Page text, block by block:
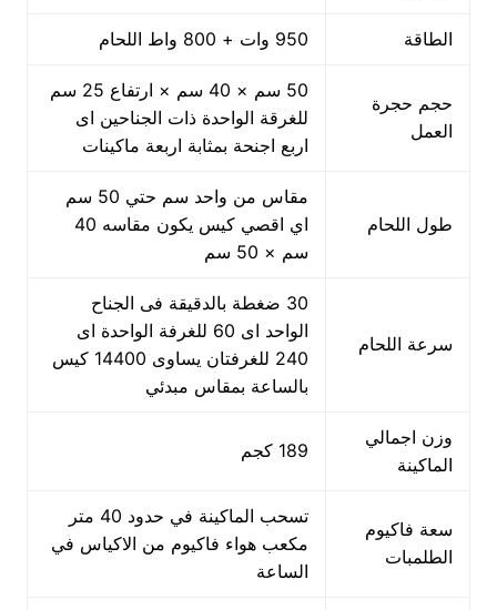
الطاقة 950 وات + 800 واط اللحام
حجم حجرة
العمل
50 سم × 40 سم × ارتفاع 25 سم
للغرقة الواحدة ذات الجناحين اى
اربع اجنحة بمثابة اربعة ماكينات
طول اللحام
مقاس من واحد سم حتي 50 سم
اي اقصي كيس يكون مقاسه 40
سم × 50 سم
سرعة اللحام
30 ضغطة بالدقيقة فى الجناح
الواحد اى 60 للغرفة الواحدة اى
240 للغرفتان يساوى 14400 كيس
بالساعة بمقاس مبدئي
وزن اجمالي
الماكينة
189 كجم
سعة فاكيوم
الطلمبات
تسحب الماكينة في حدود 40 متر
مكعب هواء فاكيوم من الاكياس في
الساعة